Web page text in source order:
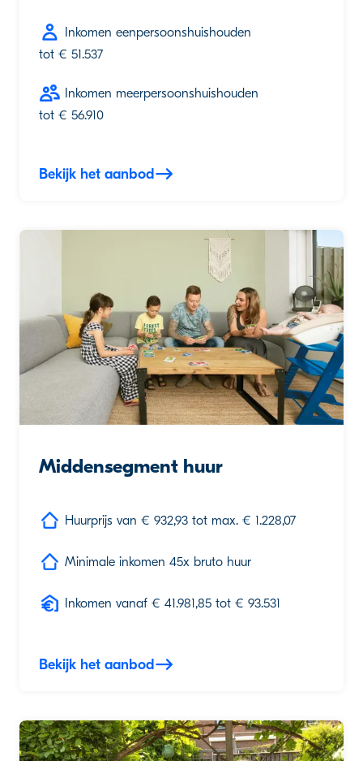
Inkomen eenpersoonshuishouden
tot € 51.537
Inkomen meerpersoonshuishouden
tot € 56.910
Bekijk het aanbod
Middensegment huur
Huurprijs van € 932,93 tot max. € 1.228,07
Minimale inkomen 45x bruto huur
Inkomen vanaf € 41.981,85 tot € 93.531
Bekijk het aanbod